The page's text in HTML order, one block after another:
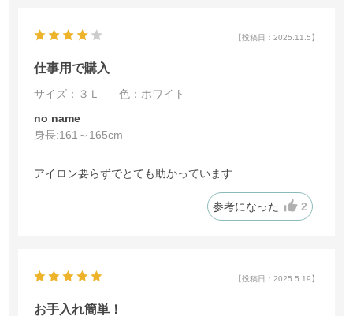
【投稿日：2025.11.5】
仕事用で購入
サイズ：３Ｌ
色：ホワイト
no name
身長:161～165cm
アイロン要らずでとても助かっています
参考になった 2
【投稿日：2025.5.19】
お手入れ簡単！